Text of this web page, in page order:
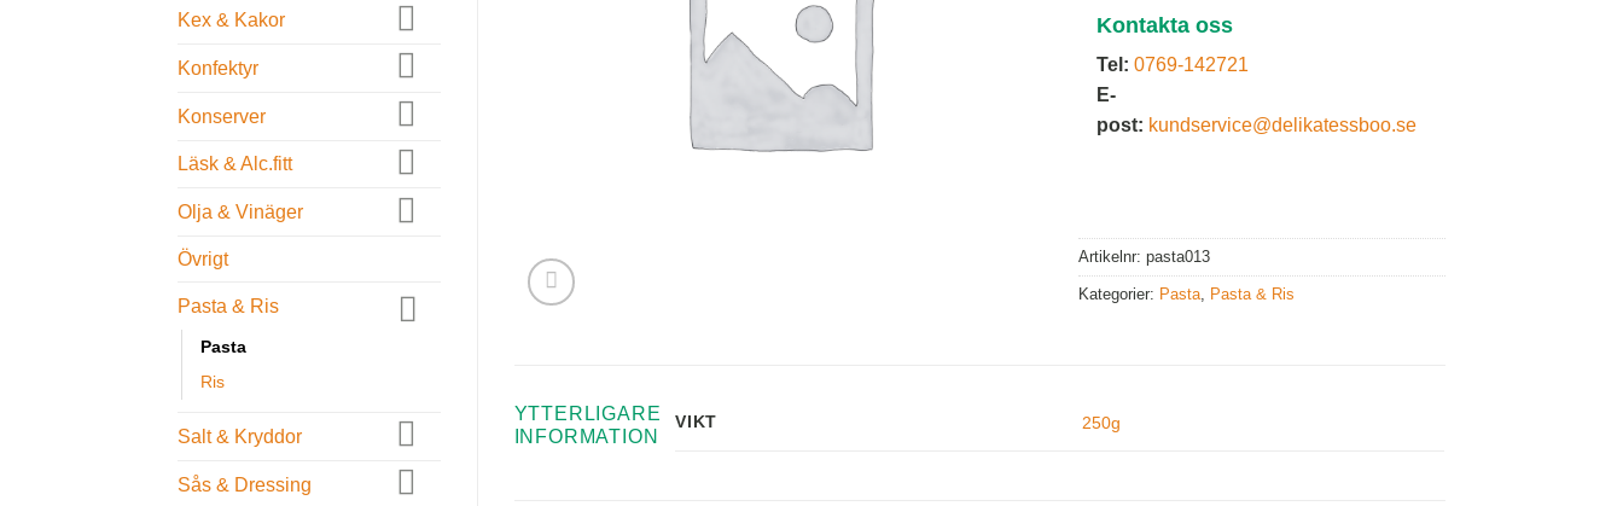
Kex & Kakor
Konfektyr
Konserver
Läsk & Alc.fitt
Olja & Vinäger
Övrigt
Pasta & Ris
Pasta
Ris
Salt & Kryddor
Sås & Dressing
Kontakta oss
Tel: 0769-142721
E-
post: kundservice@delikatessboo.se
Artikelnr:pasta013
Kategorier: Pasta Pasta & Ris
YTTERLIGARE
INFORMATION
VIKT 250g